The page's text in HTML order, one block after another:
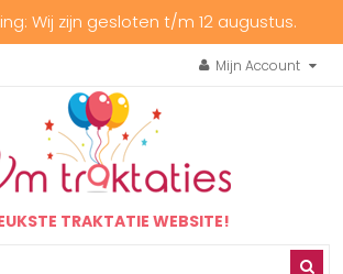
Wij zijn gesloten t/m 12 augustus.
Mijn Account
TRAKTATIE WEBSITE!